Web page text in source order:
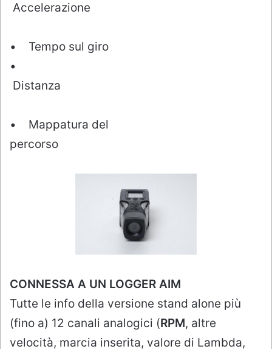
Accelerazione
• Tempo sul giro
•
Distanza
• Mappatura del
percorso
CONNESSA A UN LOGGER AIM
Tutte le info della versione stand alone più
(fino a) 12 canali analogici (RPM, altre
velocità, marcia inserita, valore di Lambda,